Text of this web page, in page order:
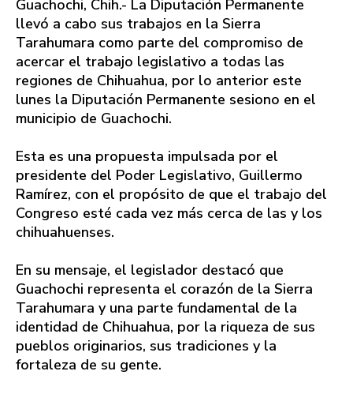
Guachochi, Chih.- La Diputación Permanente
llevó a cabo sus trabajos en la Sierra
Tarahumara como parte del compromiso de
acercar el trabajo legislativo a todas las
regiones de Chihuahua, por lo anterior este
lunes la Diputación Permanente sesiono en el
municipio de Guachochi.
Esta es una propuesta impulsada por el
presidente del Poder Legislativo, Guillermo
Ramírez, con el propósito de que el trabajo del
Congreso esté cada vez más cerca de las y los
chihuahuenses.
En su mensaje, el legislador destacó que
Guachochi representa el corazón de la Sierra
Tarahumara y una parte fundamental de la
identidad de Chihuahua, por la riqueza de sus
pueblos originarios, sus tradiciones y la
fortaleza de su gente.